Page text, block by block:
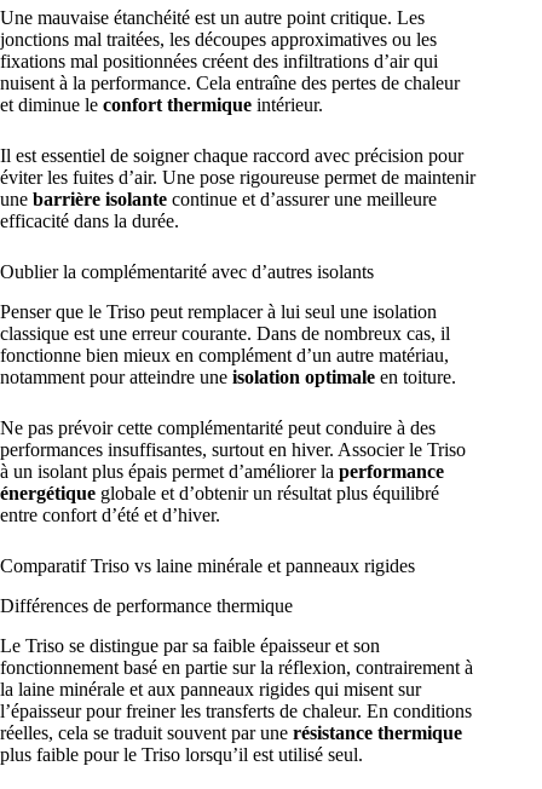
Une mauvaise étanchéité est un autre point critique. Les
jonctions mal traitées, les découpes approximatives ou les
fixations mal positionnées créent des infiltrations d’air qui
nuisent à la performance. Cela entraîne des pertes de chaleur
et diminue le confort thermique intérieur.
Il est essentiel de soigner chaque raccord avec précision pour
éviter les fuites d’air. Une pose rigoureuse permet de maintenir
une barrière isolante continue et d’assurer une meilleure
efficacité dans la durée.
Oublier la complémentarité avec d’autres isolants
Penser que le Triso peut remplacer à lui seul une isolation
classique est une erreur courante. Dans de nombreux cas, il
fonctionne bien mieux en complément d’un autre matériau,
notamment pour atteindre une isolation optimale en toiture.
Ne pas prévoir cette complémentarité peut conduire à des
performances insuffisantes, surtout en hiver. Associer le Triso
à un isolant plus épais permet d’améliorer la performance
énergétique globale et d’obtenir un résultat plus équilibré
entre confort d’été et d’hiver.
Comparatif Triso vs laine minérale et panneaux rigides
Différences de performance thermique
Le Triso se distingue par sa faible épaisseur et son
fonctionnement basé en partie sur la réflexion, contrairement à
la laine minérale et aux panneaux rigides qui misent sur
l’épaisseur pour freiner les transferts de chaleur. En conditions
réelles, cela se traduit souvent par une résistance thermique
plus faible pour le Triso lorsqu’il est utilisé seul.